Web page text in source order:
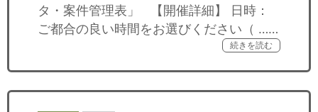
タ・案件管理表」 【開催詳細】 日時：
ご都合の良い時間をお選びください（ ……
続きを読む